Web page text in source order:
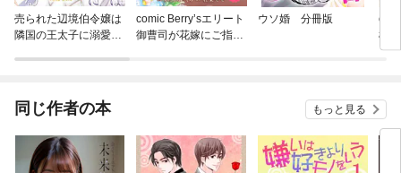
売られた辺境伯令嬢は
隣国の王太子に溺愛さ
comic Berry’sエリート
御曹司が花嫁にご指名
ウソ婚 分冊版
極
い
同じ作者の本 もっと見る